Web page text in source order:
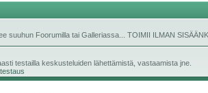
suuhun Foorumilla tai Galleriassa... TOIMII ILMAN
testailla keskusteluiden lähettämistä, vastaamista jne.